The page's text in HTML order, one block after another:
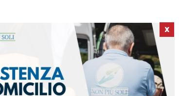
X